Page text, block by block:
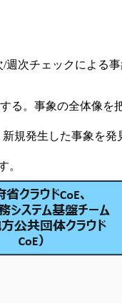
次チェックによる
る。事象の全体像
規発生した事象を
。